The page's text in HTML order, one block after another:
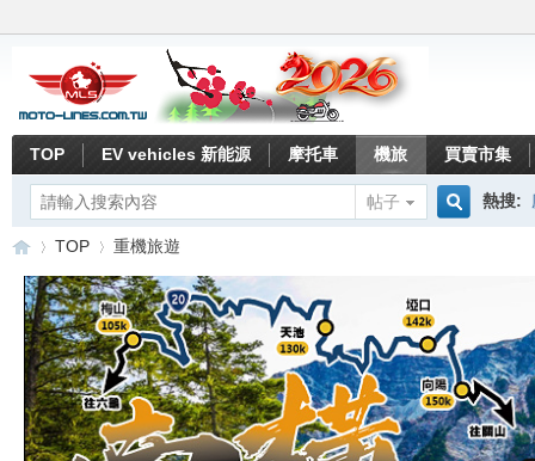
TOP EV vehicles 新能源 摩托車 機旅 買賣市集
帖子
索
熱搜:
重»
TOP
›
重機旅遊